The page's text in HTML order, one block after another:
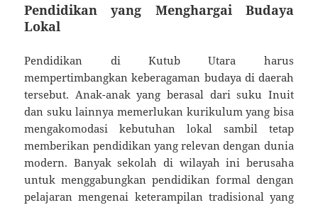
Pendidikan yang Menghargai Budaya
Lokal
Pendidikan di Kutub Utara harus
mempertimbangkan keberagaman budaya di daerah
tersebut. Anak-anak yang berasal dari suku Inuit
dan suku lainnya memerlukan kurikulum yang bisa
mengakomodasi kebutuhan lokal sambil tetap
memberikan pendidikan yang relevan dengan dunia
modern. Banyak sekolah di wilayah ini berusaha
untuk menggabungkan pendidikan formal dengan
pelajaran mengenai keterampilan tradisional yang